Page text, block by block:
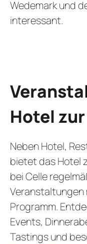
Wedemark und
interessant.
Hotel
Neben Hotel,
bietet das Hotel
bei Celle
Veranstaltungen
Programm.
Events,
Tastings und